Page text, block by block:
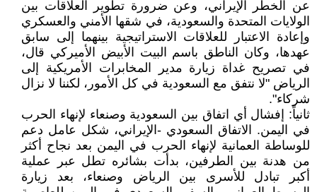
عن الخطر الإيراني، وعن ضرورة تطوير العلاقات بين
الولايات المتحدة والسعودية، في شقها الأمني والعسكري
وإعادة الاعتبار للعلاقات الاستراتيجية بينهما إلى سابق
عهدها، وكان الناطق باسم البيت الأبيض الأميركي قال،
في تصريح غداة زيارة مدير المخابرات الأمريكية إلى
الرياض "لا نتفق مع السعودية في كل الأمور، لكننا لا نزال
شركاء".
ثانياً: إفشال أي اتفاق بين السعودية وصنعاء لإنهاء الحرب
في اليمن. الاتفاق السعودي -الإيراني، شكل عامل دعم
للوساطة العمانية لإنهاء الحرب في اليمن بعد نجاح أكثر
من هدنة بين الطرفين، بدأت بشائره تطل عبر عملية
أكبر تبادل للأسرى بين الرياض وصنعاء، بعد زيارة